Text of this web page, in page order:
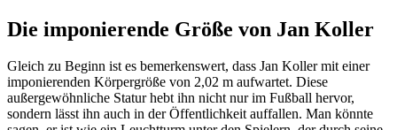
Die imponierende Größe von Jan Koller
Gleich zu Beginn ist es bemerkenswert, dass Jan Koller mit einer
imponierenden Körpergröße von 2,02 m aufwartet. Diese
außergewöhnliche Statur hebt ihn nicht nur im Fußball hervor,
sondern lässt ihn auch in der Öffentlichkeit auffallen. Man könnte